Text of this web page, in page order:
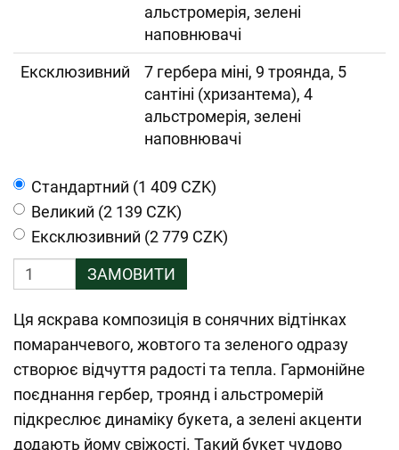
альстромерія, зелені
наповнювачі
Ексклюзивний
7 гербера міні, 9 троянда, 5
сантіні (хризантема), 4
альстромерія, зелені
наповнювачі
Cтандартний (1 409 CZK)
Великий (2 139 CZK)
Ексклюзивний (2 779 CZK)
ЗАМОВИТИ
Ця яскрава композиція в сонячних відтінках
помаранчевого, жовтого та зеленого одразу
створює відчуття радості та тепла. Гармонійне
поєднання гербер, троянд і альстромерій
підкреслює динаміку букета, а зелені акценти
додають йому свіжості. Такий букет чудово